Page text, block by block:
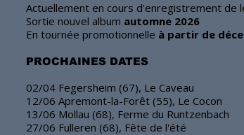
Actuellement en cours d'enregistrement de
Sortie nouvel album automne 2026
En tournée promotionnelle à partir de
PROCHAINES DATES
02/04 Fegersheim (67), Le Caveau
12/06 Apremont-la-Forêt (55), Le Cocon
13/06 Mollau (68), Ferme du Runtzenbach
27/06 Fulleren (68), Fête de l'été